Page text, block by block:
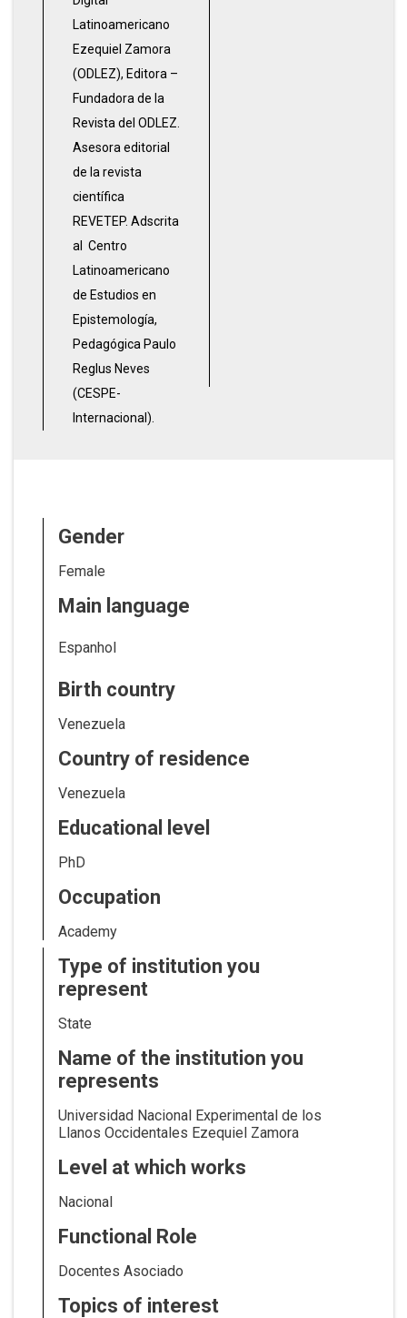
Latinoamericano
Ezequiel Zamora
(ODLEZ), Editora –
Fundadora de la
Revista del ODLEZ.
Asesora editorial
de la revista
científica
REVETEP. Adscrita
al Centro
Latinoamericano
de Estudios en
Epistemología,
Pedagógica Paulo
Reglus Neves
(CESPE-
Internacional).
Gender
Female
Main language
Espanhol
Birth country
Venezuela
Country of residence
Venezuela
Educational level
PhD
Occupation
Academy
Type of institution you
represent
State
Name of the institution you
represents
Universidad Nacional Experimental de los
Llanos Occidentales Ezequiel Zamora
Level at which works
Nacional
Functional Role
Docentes Asociado
Topics of interest